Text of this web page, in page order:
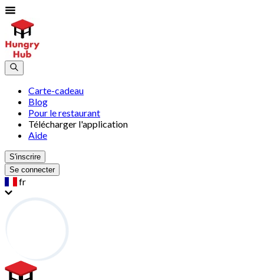
Carte-cadeau
Blog
Pour le restaurant
Télécharger l'application
Aide
S'inscrire
Se connecter
fr